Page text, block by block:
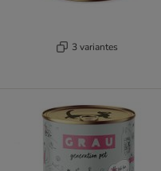
3 variantes